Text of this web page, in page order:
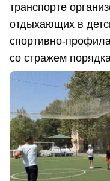
транспорте
отдыхающих в
спортивно-
со стражем